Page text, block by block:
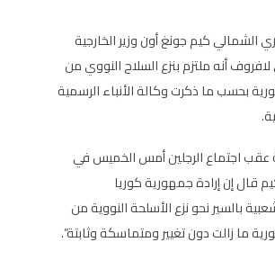
الشمالي كيم جونغ أون وزير الخارجية
أنه ملتزم بنزع السلاح النووي من
بحسب ما ذكرت وكالة الأنباء الرسمية
عقب اجتماع الرجلين أمس الخميس في
قال إن إرادة جمهورية كوريا
بالسير نحو نزع الأسلحة النووية من
ما زالت دون تغيير ومتماسكة وثابتة”.